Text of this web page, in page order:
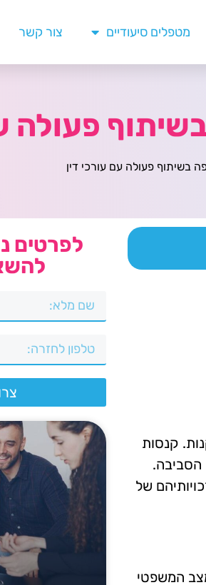
מטפלים סיעודיים צור קשר
פעולה
בשיתוף פעולה עם עורכי דין
קנסות
הסביבה.
של
המשפטי
לפרטים